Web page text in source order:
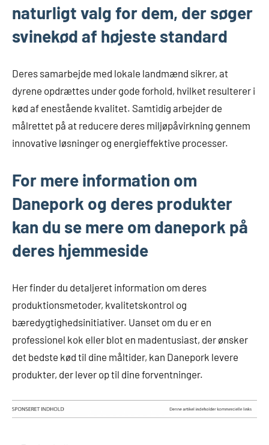
naturligt valg for dem, der søger
svinekød af højeste standard
Deres samarbejde med lokale landmænd sikrer, at
dyrene opdrættes under gode forhold, hvilket resulterer i
kød af enestående kvalitet. Samtidig arbejder de
målrettet på at reducere deres miljøpåvirkning gennem
innovative løsninger og energieffektive processer.
For mere information om
Danepork og deres produkter
kan du se mere om danepork på
deres hjemmeside
Her finder du detaljeret information om deres
produktionsmetoder, kvalitetskontrol og
bæredygtighedsinitiativer. Uanset om du er en
professionel kok eller blot en madentusiast, der ønsker
det bedste kød til dine måltider, kan Danepork levere
produkter, der lever op til dine forventninger.